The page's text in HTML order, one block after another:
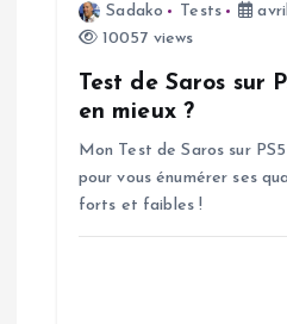
Sadako Tests
10057 views
Test de Saros sur
en mieux ?
Mon Test de Saros sur
pour vous énumérer ses
forts et faibles !